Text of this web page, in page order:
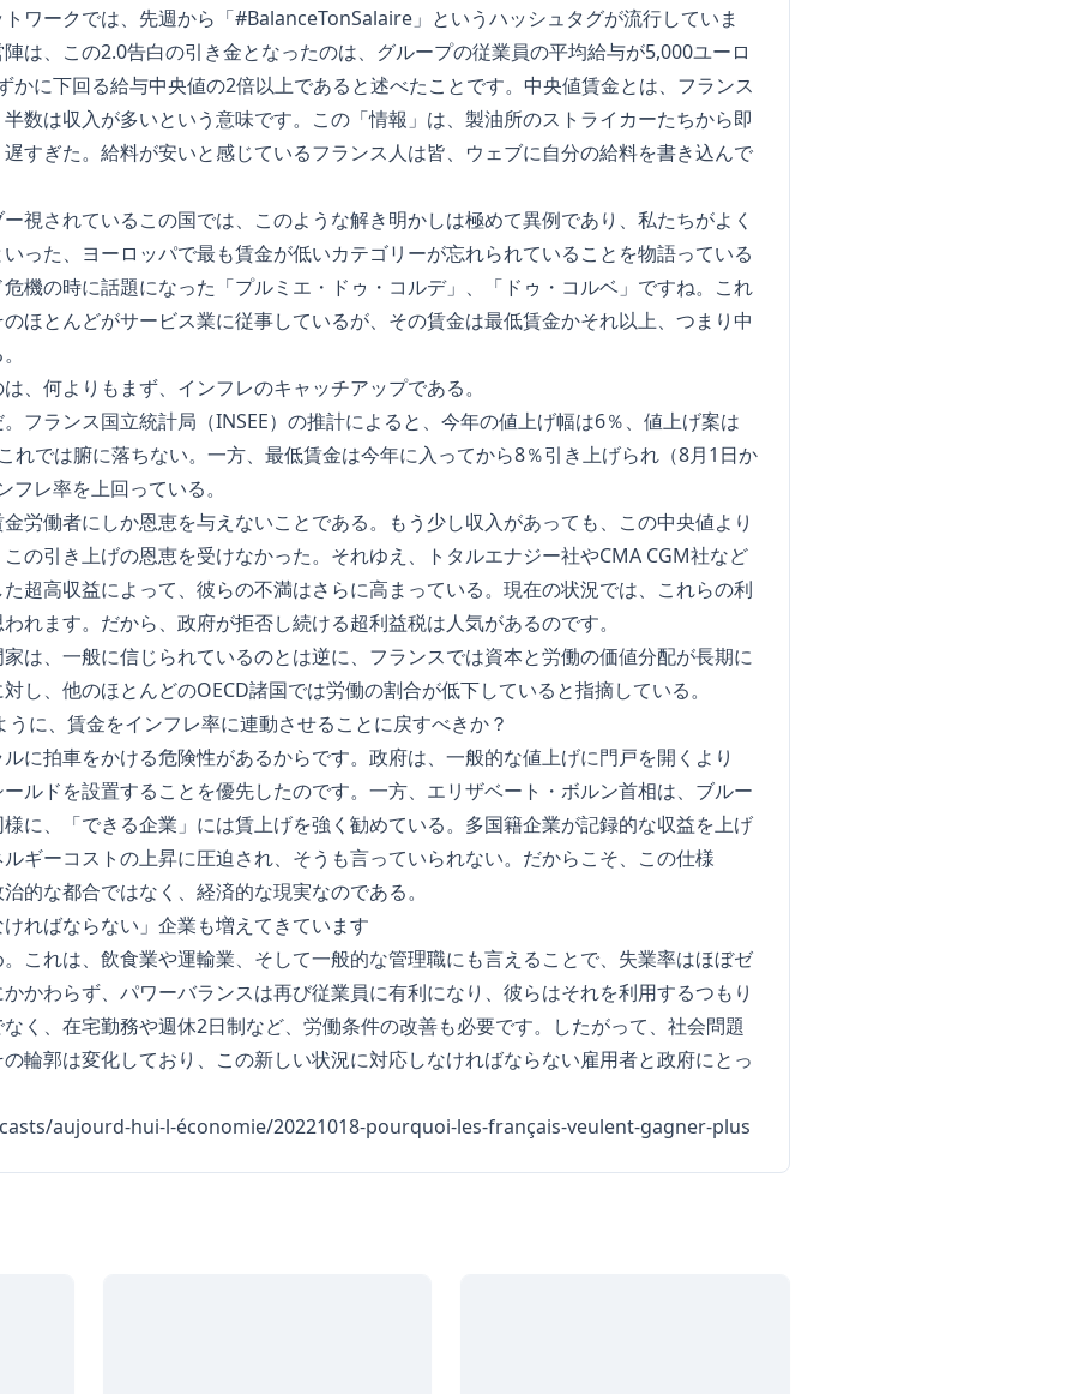
ワークでは、先週から「#BalanceTonSalaire」というハッシュタグが流行していま
は、この2.0告白の引き金となったのは、グループの従業員の平均給与が5,000ユーロ
かに下回る給与中央値の2倍以上であると述べたことです。中央値賃金とは、フランス
数は収入が多いという意味です。この「情報」は、製油所のストライカーたちから即
すぎた。給料が安いと感じているフランス人は皆、ウェブに自分の給料を書き込んで
視されているこの国では、このような解き明かしは極めて異例であり、私たちがよく
った、ヨーロッパで最も賃金が低いカテゴリーが忘れられていることを物語っている
機の時に話題になった「プルミエ・ドゥ・コルデ」、「ドゥ・コルベ」ですね。これ
ほとんどがサービス業に従事しているが、その賃金は最低賃金かそれ以上、つまり中
、何よりもまず、インフレのキャッチアップである。
フランス国立統計局（INSEE）の推計によると、今年の値上げ幅は6％、値上げ案は
れでは腑に落ちない。一方、最低賃金は今年に入ってから8％引き上げられ（8月1日か
レ率を上回っている。
労働者にしか恩恵を与えないことである。もう少し収入があっても、この中央値より
の引き上げの恩恵を受けなかった。それゆえ、トタルエナジー社やCMA CGM社など
超高収益によって、彼らの不満はさらに高まっている。現在の状況では、これらの利
れます。だから、政府が拒否し続ける超利益税は人気があるのです。
は、一般に信じられているのとは逆に、フランスでは資本と労働の価値分配が長期に
し、他のほとんどのOECD諸国では労働の割合が低下していると指摘している。
に、賃金をインフレ率に連動させることに戻すべきか？
に拍車をかける危険性があるからです。政府は、一般的な値上げに門戸を開くより
ルドを設置することを優先したのです。一方、エリザベート・ボルン首相は、ブルー
に、「できる企業」には賃上げを強く勧めている。多国籍企業が記録的な収益を上げ
ギーコストの上昇に圧迫され、そうも言っていられない。だからこそ、この仕様
的な都合ではなく、経済的な現実なのである。
ればならない」企業も増えてきています
これは、飲食業や運輸業、そして一般的な管理職にも言えることで、失業率はほぼゼ
かわらず、パワーバランスは再び従業員に有利になり、彼らはそれを利用するつもり
く、在宅勤務や週休2日制など、労働条件の改善も必要です。したがって、社会問題
輪郭は変化しており、この新しい状況に対応しなければならない雇用者と政府にとっ
aujourd-hui-l-économie/20221018-pourquoi-les-français-veulent-gagner-plus